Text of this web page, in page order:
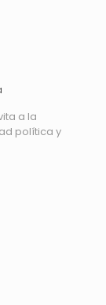
a la
política y